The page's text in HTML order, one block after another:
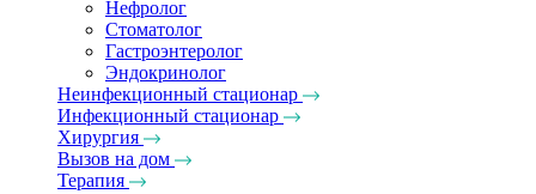
Нефролог
Стоматолог
Гастроэнтеролог
Эндокринолог
Неинфекционный стационар
Инфекционный стационар
Хирургия
Вызов на дом
Терапия